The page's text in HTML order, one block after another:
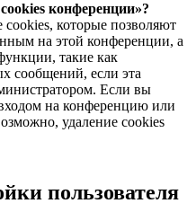
конференции»?
cookies, которые позволяют
на этой конференции, а
такие как
сообщений, если эта
Если вы
на конференцию или
удаление cookies
пользователя